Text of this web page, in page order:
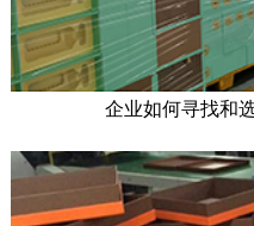
企业如何寻找和